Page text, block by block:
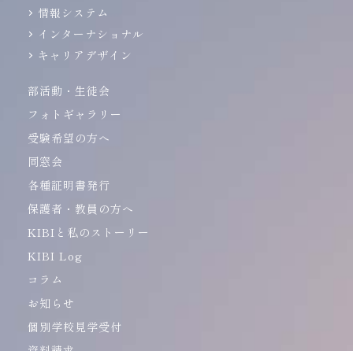
情報システム
インターナショナル
キャリアデザイン
部活動・生徒会
フォトギャラリー
受験希望の方へ
同窓会
各種証明書発行
保護者・教員の方へ
KIBIと私のストーリー
KIBI Log
コラム
お知らせ
個別学校見学受付